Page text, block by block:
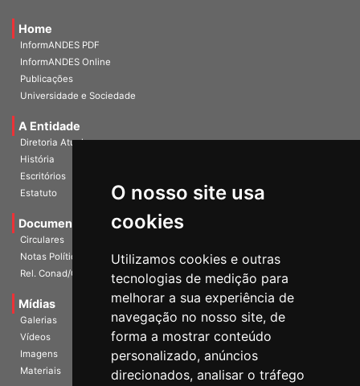
O nosso site usa
cookies
Utilizamos cookies e outras
tecnologias de medição para
melhorar a sua experiência de
navegação no nosso site, de
forma a mostrar conteúdo
personalizado, anúncios
direcionados, analisar o tráfego
Home
InformANDES PDF
InformANDES Online
Publicações
Universidade e Sociedade
A Entidade
Diretoria Atual
História
Escritórios
Estatuto
Documentos
Circulares
Notas Políticas
Rel. Conad/Congresso
Mídias
Galerias
Vídeos
Imagens
Materiais